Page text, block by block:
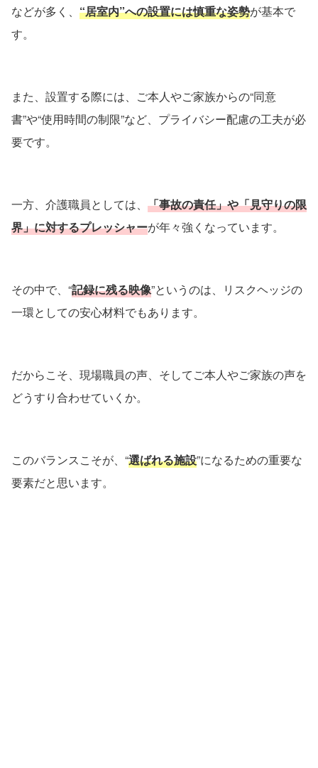
などが多く、 “居室内”への設置には慎重な姿勢が基本で
す。
また、設置する際には、ご本人やご家族からの“同意
書”や“使用時間の制限”など、プライバシー配慮の工夫が必
要です。
一方、介護職員としては、 「事故の責任」や「見守りの限
界」に対するプレッシャーが年々強くなっています。
その中で、“記録に残る映像”というのは、リスクヘッジの
一環としての安心材料でもあります。
だからこそ、現場職員の声、そしてご本人やご家族の声を
どうすり合わせていくか。
このバランスこそが、“選ばれる施設”になるための重要な
要素だと思います。